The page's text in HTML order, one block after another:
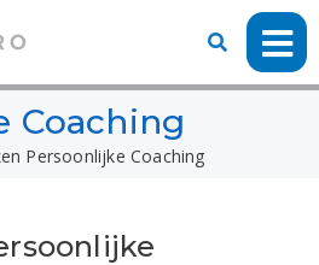
Coaching
Persoonlijke Coaching